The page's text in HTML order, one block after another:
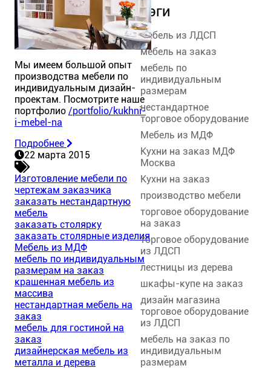
Мы имеем большой опыт
производства мебели по
индивидуальным дизайн-
проектам. Посмотрите наше
портфолио /portfolio/kukhni-
i-mebel-na
Подробнее
22 марта 2015
Изготовление мебели по
чертежам заказчика
заказать нестандартную
мебель
заказать столярку
заказать столярные изделия
Мебель из МДФ
мебель по индивидуальным
размерам на заказ
крашенная мебель из
массива
нестандартная мебель на
заказ
мебель для гостиной на
заказ
дизайнерская мебель из
металла и дерева
Тэги
мебель из ЛДСП
мебель на заказ
мебель по
индивидуальным
размерам
нестандартное
торговое оборудование
Мебель из МДФ
Кухни на заказ МДФ
Москва
Кухни на заказ
производство мебели
торговое оборудование
на заказ
торговое оборудование
из ЛДСП
лестницы из дерева
шкафы-купе на заказ
дизайн магазина
торговое оборудование
из ЛДСП
мебель на заказ по
индивидуальным
размерам